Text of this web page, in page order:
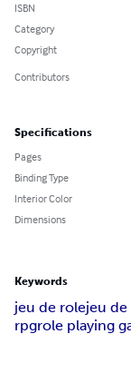
ISBN
Category
Copyright
Contributors
Specifications
Pages
Binding Type
Interior Color
Dimensions
Keywords
jeu de rolejeu
rpgrole playing